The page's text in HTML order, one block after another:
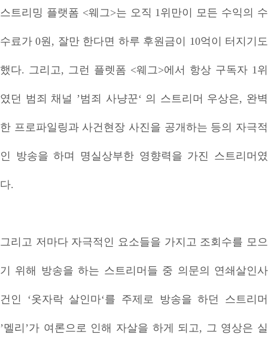
스트리밍 플랫폼 <웨그>는 오직 1위만이 모든 수익의 수
수료가 0원, 잘만 한다면 하루 후원금이 10억이 터지기도
했다. 그리고, 그런 플렛폼 <웨그>에서 항상 구독자 1위
였던 범죄 채널 ’범죄 사냥꾼‘ 의 스트리머 우상은, 완벽
한 프로파일링과 사건현장 사진을 공개하는 등의 자극적
인 방송을 하며 명실상부한 영향력을 가진 스트리머였
다.
그리고 저마다 자극적인 요소들을 가지고 조회수를 모으
기 위해 방송을 하는 스트리머들 중 의문의 연쇄살인사
건인 ‘옷자락 살인마‘를 주제로 방송을 하던 스트리머
’멜리’가 여론으로 인해 자살을 하게 되고, 그 영상은 실